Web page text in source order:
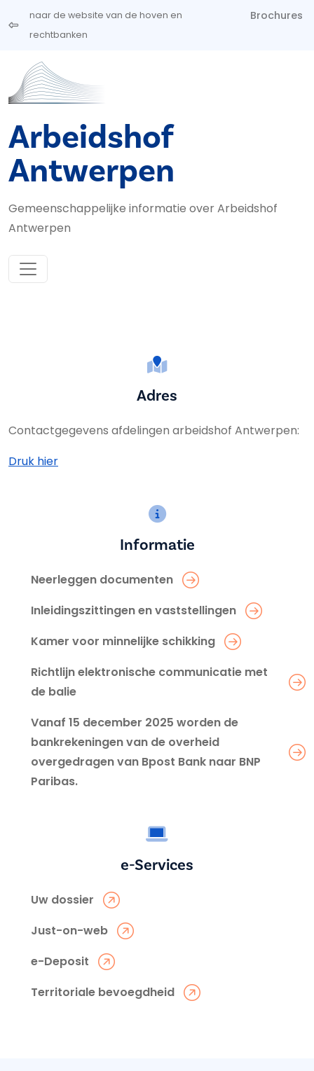
Overslaan en naar de inhoud gaan
naar de website van de hoven en
rechtbanken
Brochures
Arbeidshof
Antwerpen
Gemeenschappelijke informatie over Arbeidshof
Antwerpen
Adres
Contactgegevens afdelingen arbeidshof Antwerpen:
Druk hier
Informatie
Neerleggen documenten
Inleidingszittingen en vaststellingen
Kamer voor minnelijke schikking
Richtlijn elektronische communicatie met
de balie
Vanaf 15 december 2025 worden de
bankrekeningen van de overheid
overgedragen van Bpost Bank naar BNP
Paribas.
e-Services
Uw dossier
Just-on-web
e-Deposit
Territoriale bevoegdheid